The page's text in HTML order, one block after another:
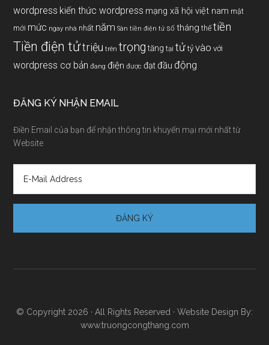
wordpress kiến thức wordpress mạng xã hội việt nam mật
mới mức ngay nhà nhất năm Sàn tiền điện tử số tháng thế tiền
Tiền điện tửtriệu trên trọng tăng tại tử tỷ vào với
wordpress cơ bản đang điện được đạtđầu động
ĐĂNG KÝ NHẬN EMAIL
Điền Email của bạn để nhận thông tin khuyến mại mới nhất từ
Website
© Copyright 2026 · All Rights Reserved · Website Design By:
www.truongcongthang.com